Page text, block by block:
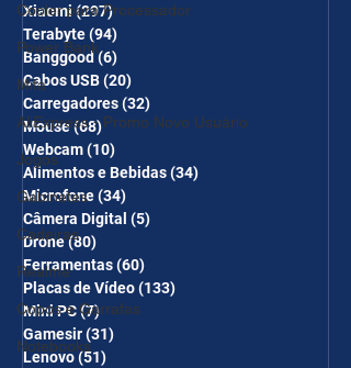
Cooler para Processador
Power Bank
Mifa
AliExpress - Promo Novo Usuário
Jogos
Gabinetes
Cadeiras
Realme
Copos e Garrafas
Notebooks
Xiaomi(297)297 posts
Terabyte(94)
Banggood (6)
Cabos USB(20)
Carregadores(32)
Mouse(68)68 posts
Webcam(10)
Alimentos e Bebidas(34)
Microfone(34)
Câmera Digital (5)
Drone(80)
Ferramentas(60)
Placas de Vídeo(133)
Mini PC(7)7 posts
Gamesir(31)
Lenovo(51)